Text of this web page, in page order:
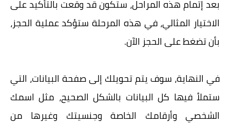
بعد إتمام هذه المراحل، ستكون قد وقعت بالتأكيد على
الاختيار المثالي، في هذه المرحلة ستؤكد عملية الحجز،
بأن تضغط على الحجز الآن.
في النهاية، سوف يتم تحويلك إلى صفحة البيانات، التي
ستملأ فيها كل البيانات بالشكل الصحيح، مثل اسمك
الشخصي وأرقامك الخاصة وجنسيتك وغيرها من